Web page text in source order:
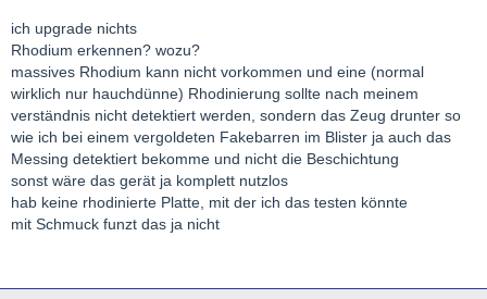
ich upgrade nichts
Rhodium erkennen? wozu?
massives Rhodium kann nicht vorkommen und eine (normal
wirklich nur hauchdünne) Rhodinierung sollte nach meinem
verständnis nicht detektiert werden, sondern das Zeug drunter so
wie ich bei einem vergoldeten Fakebarren im Blister ja auch das
Messing detektiert bekomme und nicht die Beschichtung
sonst wäre das gerät ja komplett nutzlos
hab keine rhodinierte Platte, mit der ich das testen könnte
mit Schmuck funzt das ja nicht